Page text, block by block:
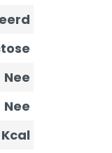
Nee
Nee
Kcal